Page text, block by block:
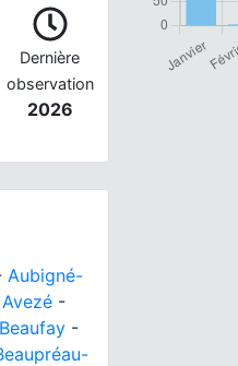
Dernière
observation
2026
Aubigné-
Avezé -
Beaufay -